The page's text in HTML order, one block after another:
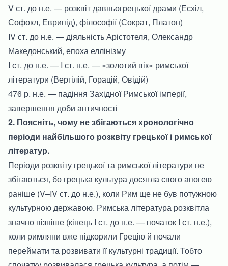
V ст. до н.е. — розквіт давньогрецької драми (Есхіл,
Софокл, Еврипід), філософії (Сократ, Платон)
IV ст. до н.е. — діяльність Арістотеля, Олександр
Македонський, епоха еллінізму
I ст. до н.е. — I ст. н.е. — «золотий вік» римської
літератури (Вергілій, Горацій, Овідій)
476 р. н.е. — падіння Західної Римської імперії,
завершення доби античності
2. Поясніть, чому не збігаються хронологічно
періоди найбільшого розквіту грецької і римської
літератур.
Періоди розквіту грецької та римської літератури не
збігаються, бо грецька культура досягла свого апогею
раніше (V–IV ст. до н.е.), коли Рим ще не був потужною
культурною державою. Римська література розквітла
значно пізніше (кінець І ст. до н.е. — початок І ст. н.е.),
коли римляни вже підкорили Грецію й почали
переймати та розвивати її культурні традиції. Тобто